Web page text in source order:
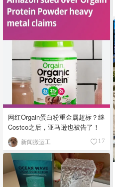
网红Orgain蛋白粉重金属超标？继
Costco之后，亚马逊也被告了！
新闻搬运工 17